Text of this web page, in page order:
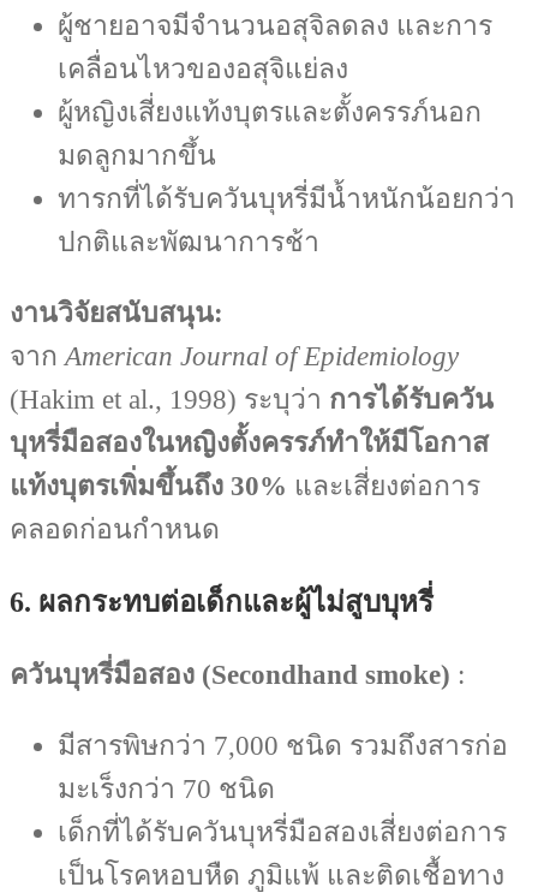
ผู้ชายอาจมีจำนวนอสุจิลดลง และการ
เคลื่อนไหวของอสุจิแย่ลง
ผู้หญิงเสี่ยงแท้งบุตรและตั้งครรภ์นอก
มดลูกมากขึ้น
ทารกที่ได้รับควันบุหรี่มีน้ำหนักน้อยกว่า
ปกติและพัฒนาการช้า
งานวิจัยสนับสนุน:
จาก American Journal of Epidemiology
(Hakim et al., 1998) ระบุว่า การได้รับควัน
บุหรี่มือสองในหญิงตั้งครรภ์ทำให้มีโอกาส
แท้งบุตรเพิ่มขึ้นถึง 30% และเสี่ยงต่อการ
คลอดก่อนกำหนด
6. ผลกระทบต่อเด็กและผู้ไม่สูบบุหรี่
ควันบุหรี่มือสอง (Secondhand smoke) :
มีสารพิษกว่า 7,000 ชนิด รวมถึงสารก่อ
มะเร็งกว่า 70 ชนิด
เด็กที่ได้รับควันบุหรี่มือสองเสี่ยงต่อการ
เป็นโรคหอบหืด ภูมิแพ้ และติดเชื้อทาง